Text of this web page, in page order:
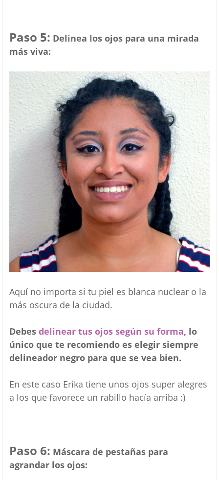
Paso 5: Delinea los ojos para una mirada
más viva:
Aquí no importa si tu piel es blanca nuclear o la
más oscura de la ciudad.
Debes delinear tus ojos según su forma, lo
único que te recomiendo es elegir siempre
delineador negro para que se vea bien.
En este caso Erika tiene unos ojos super alegres
a los que favorece un rabillo hacía arriba :)
Paso 6: Máscara de pestañas para
agrandar los ojos: